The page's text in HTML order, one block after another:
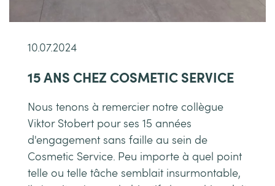
10.07.2024
15 ANS CHEZ COSMETIC SERVICE
Nous tenons à remercier notre collègue
Viktor Stobert pour ses 15 années
d'engagement sans faille au sein de
Cosmetic Service. Peu importe à quel point
telle ou telle tâche semblait insurmontable,